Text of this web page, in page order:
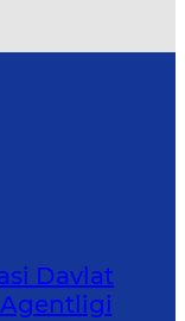
Davlat